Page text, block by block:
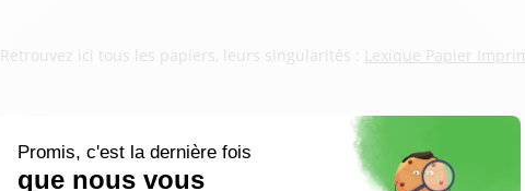
Retrouvez ici tous les papiers, leurs singularités : Lexique Papier